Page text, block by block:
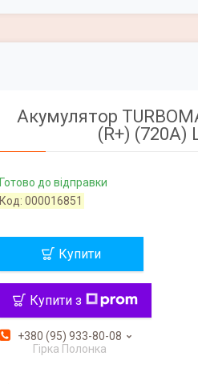
Акумулятор
(R+) (720A)
Готово до відправки
Код:000016851
Купити
Купити з
+380 (95) 933-80-08
Гірка Полонка